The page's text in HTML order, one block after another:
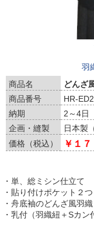
羽
商品名
どんざ
商品番号
HR-
納期
2～4日
企画・縫製
日本製
価格（税込）
￥１７
・単、総ミシン仕立て
・貼り付けポケット２つ
・舟底袖のどんざ風羽織
・乳付（羽織紐＋Sカン